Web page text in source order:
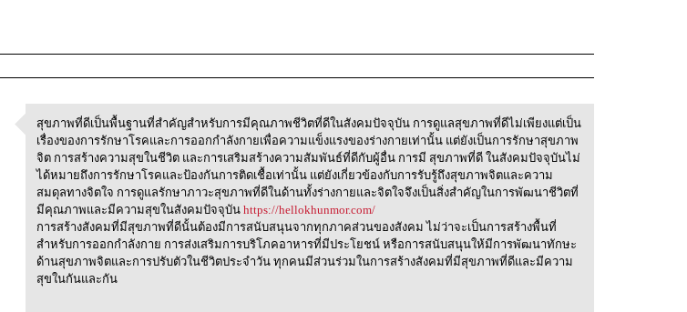
สุขภาพที่ดีเป็นพื้นฐานที่สำคั
สุขภาพที่ดีเป็นพื้นฐานที่สำคัญสำหรับการมีคุณภาพชีวิตที่ดีในสังคมปัจจุบัน การดูแลสุขภาพที่ดีไม่เพียงแต่เป็น
เรื่องของการรักษาโรคและการออกกำลังกายเพื่อความแข็งแรงของร่างกายเท่านั้น แต่ยังเป็นการรักษาสุขภาพ
จิต การสร้างความสุขในชีวิต และการเสริมสร้างความสัมพันธ์ที่ดีกับผู้อื่น การมี สุขภาพที่ดี ในสังคมปัจจุบันไม่
ได้หมายถึงการรักษาโรคและป้องกันการติดเชื้อเท่านั้น แต่ยังเกี่ยวข้องกับการรับรู้ถึงสุขภาพจิตและความ
สมดุลทางจิตใจ การดูแลรักษาภาวะสุขภาพที่ดีในด้านทั้งร่างกายและจิตใจจึงเป็นสิ่งสำคัญในการพัฒนาชีวิตที่
มีคุณภาพและมีความสุขในสังคมปัจจุบันhttps://hellokhunmor.com/
การสร้างสังคมที่มีสุขภาพที่ดีนั้นต้องมีการสนับสนุนจากทุกภาคส่วนของสังคม ไม่ว่าจะเป็นการสร้างพื้นที่
สำหรับการออกกำลังกาย การส่งเสริมการบริโภคอาหารที่มีประโยชน์ หรือการสนับสนุนให้มีการพัฒนาทักษะ
ด้านสุขภาพจิตและการปรับตัวในชีวิตประจำวัน ทุกคนมีส่วนร่วมในการสร้างสังคมที่มีสุขภาพที่ดีและมีความ
สุขในกันและกัน